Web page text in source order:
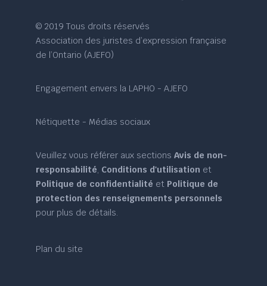
© 2019 Tous droits réservés
Association des juristes d’expression française
de l’Ontario (AJEFO)
Engagement envers la LAPHO - AJEFO
Nétiquette - Médias sociaux
Veuillez vous référer aux sectionsAvis de non-
responsabilité, Conditions d'utilisation et
Politique de confidentialité et Politique de
protection des renseignements personnels
pour plus de détails.
Plan du site